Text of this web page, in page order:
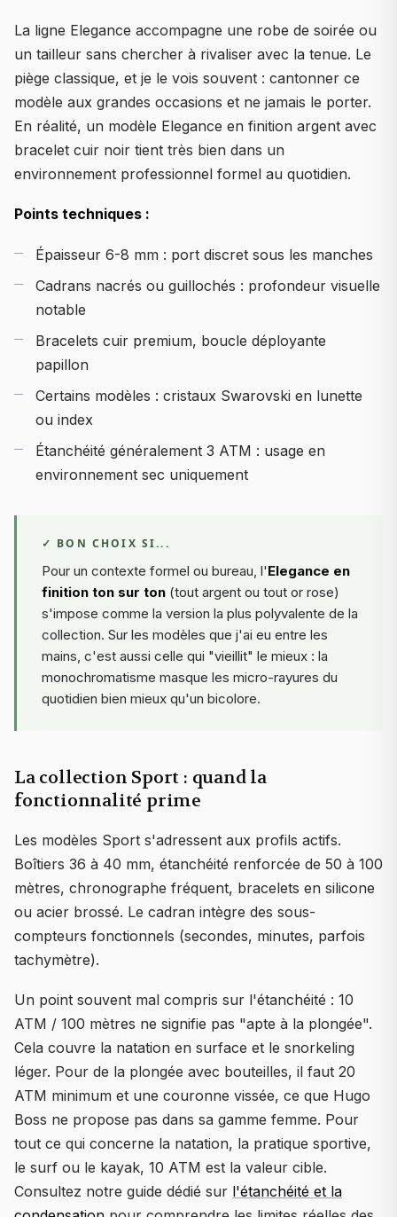
La ligne Elegance accompagne une robe de soirée ou
un tailleur sans chercher à rivaliser avec la tenue. Le
piège classique, et je le vois souvent : cantonner ce
modèle aux grandes occasions et ne jamais le porter.
En réalité, un modèle Elegance en finition argent avec
bracelet cuir noir tient très bien dans un
environnement professionnel formel au quotidien.
Points techniques :
Épaisseur 6-8 mm : port discret sous les manches
Cadrans nacrés ou guillochés : profondeur visuelle
notable
Bracelets cuir premium, boucle déployante
papillon
Certains modèles : cristaux Swarovski en lunette
ou index
Étanchéité généralement 3 ATM : usage en
environnement sec uniquement
✓ BON CHOIX SI...
Pour un contexte formel ou bureau, l'Elegance en
finition ton sur ton (tout argent ou tout or rose)
s'impose comme la version la plus polyvalente de la
collection. Sur les modèles que j'ai eu entre les
mains, c'est aussi celle qui "vieillit" le mieux : la
monochromatisme masque les micro-rayures du
quotidien bien mieux qu'un bicolore.
La collection Sport : quand la
fonctionnalité prime
Les modèles Sport s'adressent aux profils actifs.
Boîtiers 36 à 40 mm, étanchéité renforcée de 50 à 100
mètres, chronographe fréquent, bracelets en silicone
ou acier brossé. Le cadran intègre des sous-
compteurs fonctionnels (secondes, minutes, parfois
tachymètre).
Un point souvent mal compris sur l'étanchéité : 10
ATM / 100 mètres ne signifie pas "apte à la plongée".
Cela couvre la natation en surface et le snorkeling
léger. Pour de la plongée avec bouteilles, il faut 20
ATM minimum et une couronne vissée, ce que Hugo
Boss ne propose pas dans sa gamme femme. Pour
tout ce qui concerne la natation, la pratique sportive,
le surf ou le kayak, 10 ATM est la valeur cible.
Consultez notre guide dédié sur l'étanchéité et la